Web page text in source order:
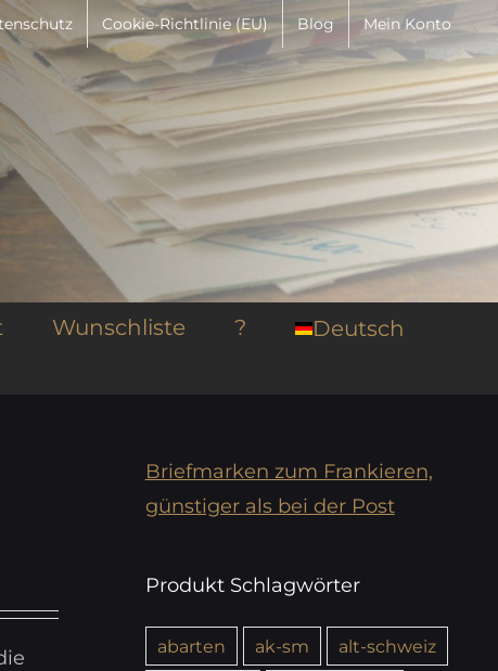
Cookie-Richtlinie (EU) Blog Mein Konto
Wunschliste ? Deutsch
Briefmarken zum Frankieren,
günstiger als bei der Post
Produkt Schlagwörter
abarten ak-sm
alt-schweiz